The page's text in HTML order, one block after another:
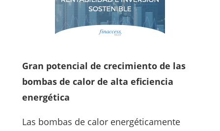
Gran potencial de crecimiento de las
bombas de calor de alta eficiencia
energética
Las bombas de calor energéticamente